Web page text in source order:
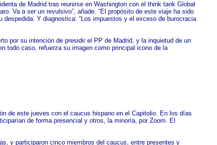
de Madrid tras reunirse en Washington con el think tank Global
Va a ser un revulsivo”, añade. “El propósito de este viaje ha sido
Y diagnostica: “Los impuestos y el exceso de burocracia
por su intención de presidir el PP de Madrid, y la inquietud de un
todo caso, refuerza su imagen como principal icono de la
de este jueves con el caucus hispano en el Capitolio. En los días
de forma presencial y otros, la minoría, por Zoom. El
y participaron cinco miembros del caucus, entre presentes y